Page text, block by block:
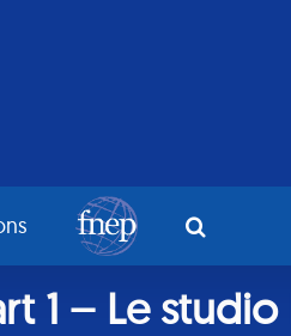
1 – Le studio